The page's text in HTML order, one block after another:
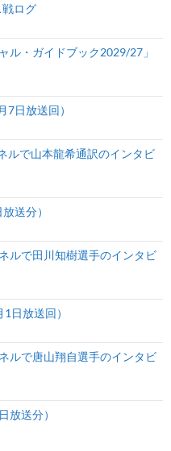
ログ
ル・ガイドブック2029/27」
日放送回）
ルで山本龍希通訳のインタビ
送分）
ルで田川知樹選手のインタビ
日放送回）
ルで唐山翔自選手のインタビ
放送分）